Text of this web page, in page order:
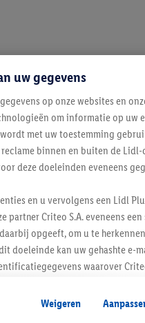
op de
Schrijf je in op de
uw gegevens
op onze websites en
om informatie op uw
met uw toestemming
binnen en buiten de Lidl-
deze doeleinden eveneens
en u vervolgens een Lidl
Criteo S.A. eveneens
opgeeft, om u te
doeleinde kan uw gehashte e-
waarover
retargeting, d.w.z. advertenties
aan uw winkelmandje
Weigeren